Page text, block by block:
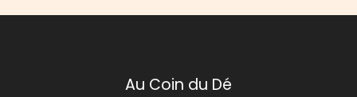
Au Coin du Dé